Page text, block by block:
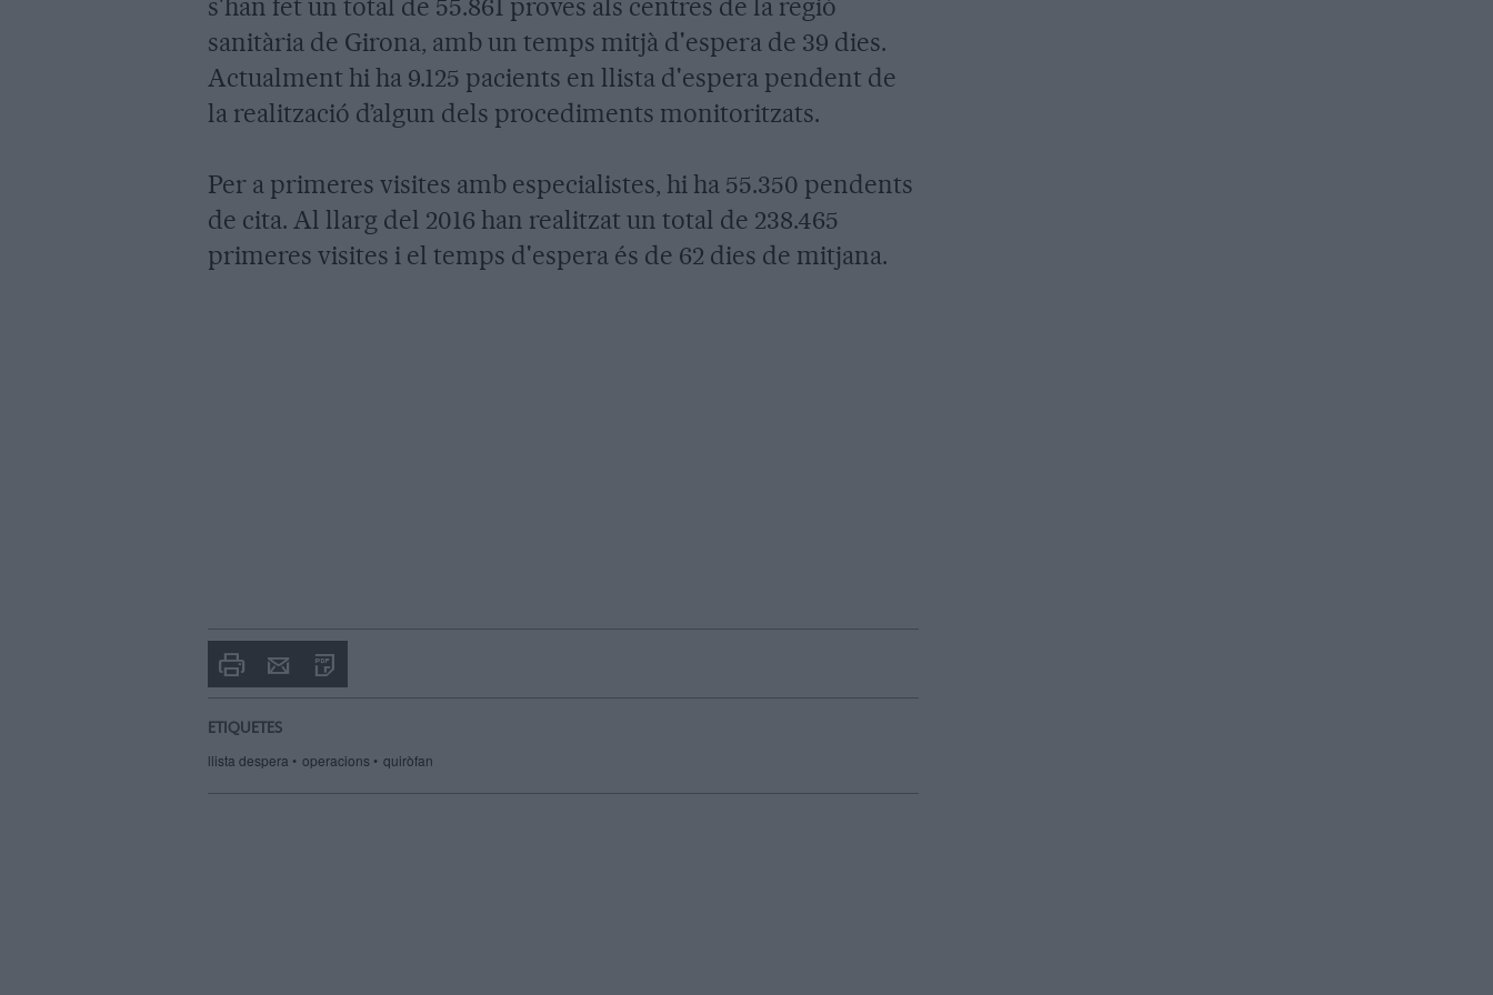
s'han fet un total de 55.861 proves als centres de la regió
sanitària de Girona, amb un temps mitjà d'espera de 39 dies.
Actualment hi ha 9.125 pacients en llista d'espera pendent de
la realització d’algun dels procediments monitoritzats.
Per a primeres visites amb especialistes, hi ha 55.350 pendents
de cita. Al llarg del 2016 han realitzat un total de 238.465
primeres visites i el temps d'espera és de 62 dies de mitjana.
Envia
un
ETIQUETES
llista despera operacions quiròfan